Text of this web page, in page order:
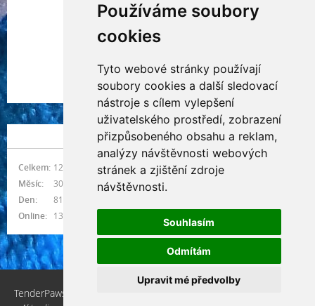
Používáme soubory
cookies
Tyto webové stránky používají
soubory cookies a další sledovací
nástroje s cílem vylepšení
uživatelského prostředí, zobrazení
přizpůsobeného obsahu a reklam,
analýzy návštěvnosti webových
stránek a zjištění zdroje
návštěvnosti.
Souhlasím
Odmítám
Upravit mé předvolby
Indianna Ryve
Nostra, CZ
NÁVŠTĚVNOST
Online: 13
Celkem: 1217283
Měsíc:
30863
Den:
814
TenderPaws, CZ © 2026 eStránky.cz